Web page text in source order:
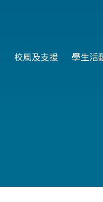
校風及支援 學生活